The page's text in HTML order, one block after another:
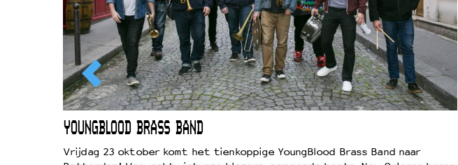
YOUNGBLOOD BRASS BAND
Vrijdag 23 oktober komt het tienkoppige YoungBlood Brass Band naar